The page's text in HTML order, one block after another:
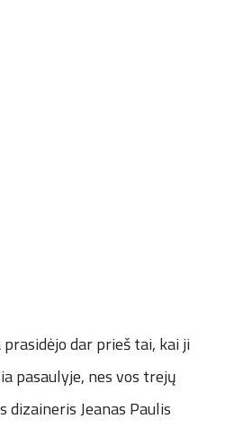
dar prieš tai, kai ji
pasaulyje, nes vos trejų
dizaineris Jeanas Paulis